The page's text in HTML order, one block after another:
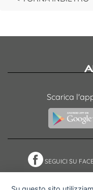
Scarica
SEGUICI SU